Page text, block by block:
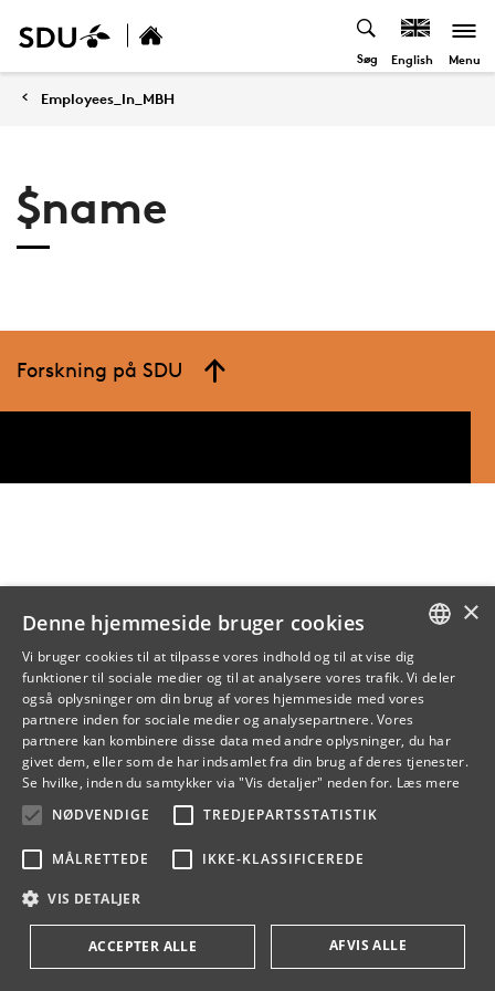
Søg English Menu
Employees_In_MBH
$name
Forskning på SDU
DANISH
DANISH
×
Denne hjemmeside bruger cookies
Vi bruger cookies til at tilpasse vores indhold og til at vise dig
funktioner til sociale medier og til at analysere vores trafik. Vi deler
også oplysninger om din brug af vores hjemmeside med vores
partnere inden for sociale medier og analysepartnere. Vores
partnere kan kombinere disse data med andre oplysninger, du har
givet dem, eller som de har indsamlet fra din brug af deres tjenester.
Se hvilke, inden du samtykker via "Vis detaljer" neden for. Læs mere
NØDVENDIGE
TREDJEPARTSSTATISTIK
MÅLRETTEDE IKKE-KLASSIFICEREDE
VIS DETALJER
ACCEPTER ALLE AFVIS ALLE